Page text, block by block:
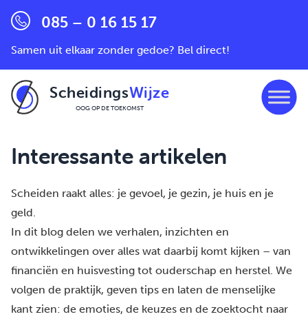
085 – 0 16 15 17
Samen uit elkaar zonder gedoe? Bel direct!
ScheidingsWijze
OOG OP DE TOEKOMST
Interessante artikelen
Scheiden raakt alles: je gevoel, je gezin, je huis en je
geld.
In dit blog delen we verhalen, inzichten en
ontwikkelingen over alles wat daarbij komt kijken – van
financiën en huisvesting tot ouderschap en herstel. We
volgen de praktijk, geven tips en laten de menselijke
kant zien: de emoties, de keuzes en de zoektocht naar